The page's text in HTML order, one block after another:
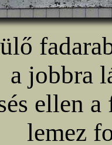
a jobbra
ellen
lemez